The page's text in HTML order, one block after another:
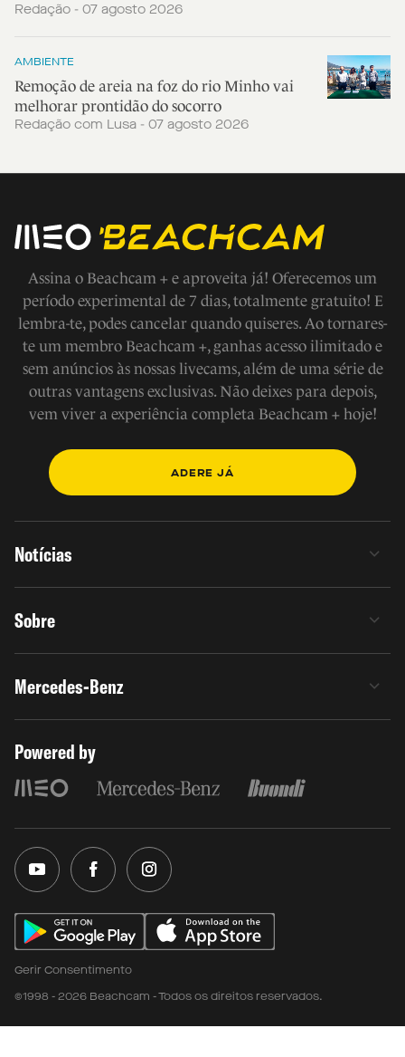
Redação - 07 agosto 2026
AMBIENTE
Remoção de areia na foz do rio Minho vai
melhorar prontidão do socorro
Redação com Lusa - 07 agosto 2026
Assina o Beachcam + e aproveita já! Oferecemos um
período experimental de 7 dias, totalmente gratuito! E
lembra-te, podes cancelar quando quiseres. Ao tornares-
te um membro Beachcam +, ganhas acesso ilimitado e
sem anúncios às nossas livecams, além de uma série de
outras vantagens exclusivas. Não deixes para depois,
vem viver a experiência completa Beachcam + hoje!
ADERE JÁ
Notícias
Sobre
Mercedes-Benz
Powered by
Gerir Consentimento
©1998 - 2026 Beachcam - Todos os direitos reservados.